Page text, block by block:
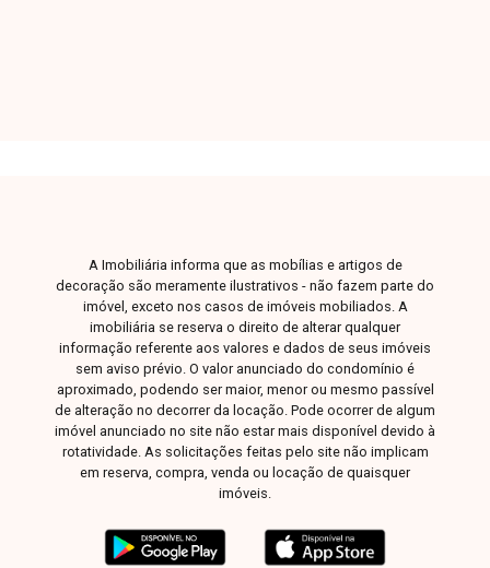
oferece elevador, salão de festas e espaço para
academia, proporcionando mais conforto e
comodidade aos moradores. Esta é uma
excelente oportunidade para quem busca um
imóvel moderno, completo e pronto para morar
ou investir. Agende uma visita e venha conhecer
todos os detalhes deste apartamento.
A Imobiliária informa que as mobílias e artigos de
decoração são meramente ilustrativos - não fazem parte do
imóvel, exceto nos casos de imóveis mobiliados. A
imobiliária se reserva o direito de alterar qualquer
informação referente aos valores e dados de seus imóveis
sem aviso prévio. O valor anunciado do condomínio é
aproximado, podendo ser maior, menor ou mesmo passível
de alteração no decorrer da locação. Pode ocorrer de algum
imóvel anunciado no site não estar mais disponível devido à
rotatividade. As solicitações feitas pelo site não implicam
em reserva, compra, venda ou locação de quaisquer
imóveis.